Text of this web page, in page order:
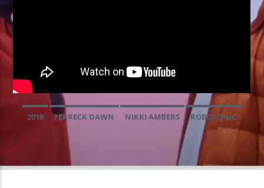
DJ VIBE
EMISSION EN COURS
SOULFUL UNDERGROUND
00:00 00:59
2019 FERRECK DAWN NIKKI AMBERS ROBOSONIC